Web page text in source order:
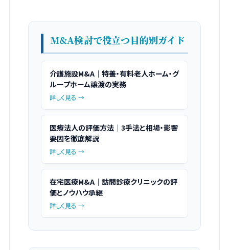
M&A検討で役立つ目的別ガイド
介護施設M&A｜特養・有料老人ホーム・グ
ループホーム譲渡の実務
詳しく見る →
医療法人の評価方法｜3手法と相場・影響
要因を徹底解説
詳しく見る →
在宅医療M&A｜訪問診療クリニックの評
価とノウハウ承継
詳しく見る →